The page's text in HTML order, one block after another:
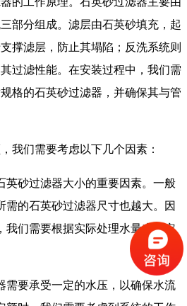
部分组成。滤层由石英砂填充，起
撑滤层，防止其塌陷；反洗系统则
过滤性能。在安装过程中，我们需
格的石英砂过滤器，并确保其与管
我们需要考虑以下几个因素：
英砂过滤器大小的重要因素。一般
需的石英砂过滤器尺寸也越大。因
我们需要根据实际处理水量来确定
需要承受一定的水压，以确保水流